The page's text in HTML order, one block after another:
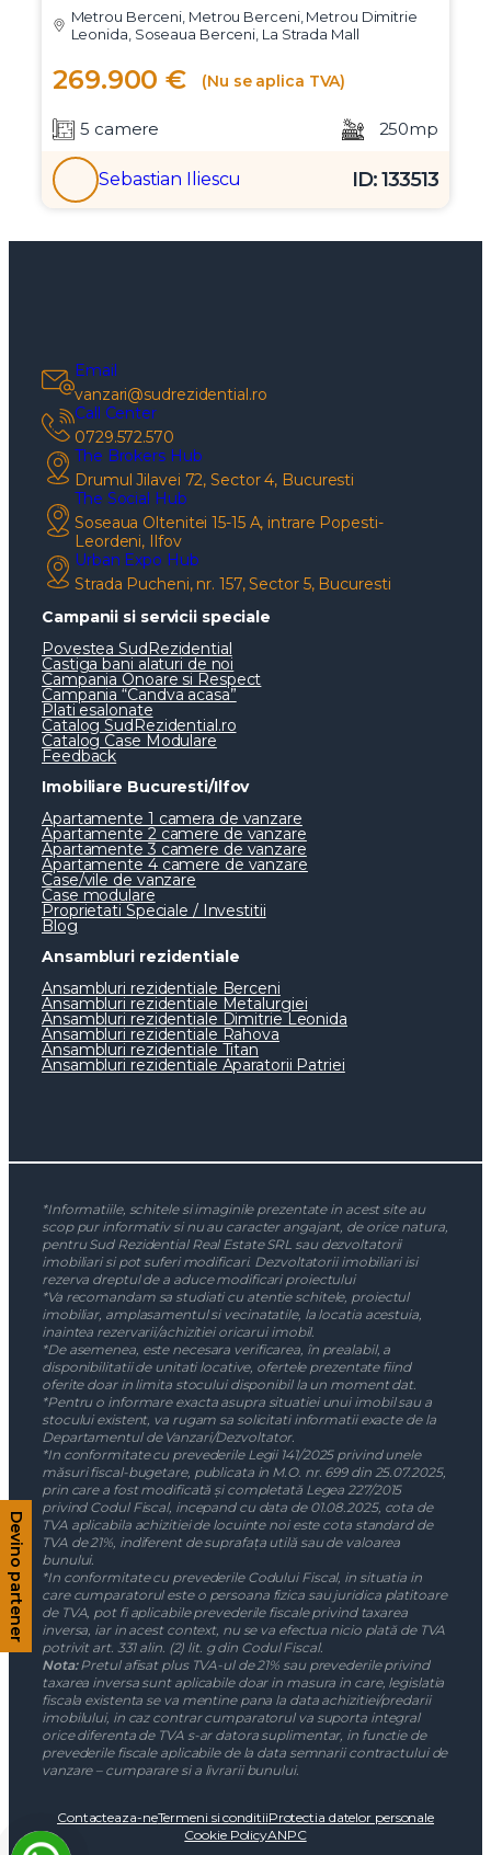
Metrou Berceni, Metrou Berceni, Metrou Dimitrie
Leonida, Soseaua Berceni, La Strada Mall
269.900 € (Nu se aplica TVA)
5 camere 250mp
Sebastian Iliescu ID: 133513
Email
vanzari@sudrezidential.ro
Call Center
0729.572.570
The Brokers Hub
Drumul Jilavei 72, Sector 4, Bucuresti
The Social Hub
Soseaua Oltenitei 15-15 A, intrare Popesti-
Leordeni, Ilfov
Urban Expo Hub
Strada Pucheni, nr. 157, Sector 5, Bucuresti
Campanii si servicii speciale
Povestea SudRezidential
Castiga bani alaturi de noi
Campania Onoare si Respect
Campania “Candva acasa”
Plati esalonate
Catalog SudRezidential.ro
Catalog Case Modulare
Feedback
Imobiliare Bucuresti/Ilfov
Apartamente 1 camera de vanzare
Apartamente 2 camere de vanzare
Apartamente 3 camere de vanzare
Apartamente 4 camere de vanzare
Case/vile de vanzare
Case modulare
Proprietati Speciale / Investitii
Blog
Ansambluri rezidentiale
Ansambluri rezidentiale Berceni
Ansambluri rezidentiale Metalurgiei
Ansambluri rezidentiale Dimitrie Leonida
Ansambluri rezidentiale Rahova
Ansambluri rezidentiale Titan
Ansambluri rezidentiale Aparatorii Patriei
*Informatiile, schitele si imaginile prezentate in acest site au
scop pur informativ si nu au caracter angajant, de orice natura,
pentru Sud Rezidential Real Estate SRL sau dezvoltatorii
imobiliari si pot suferi modificari. Dezvoltatorii imobiliari isi
rezerva dreptul de a aduce modificari proiectului
*Va recomandam sa studiati cu atentie schitele, proiectul
imobiliar, amplasamentul si vecinatatile, la locatia acestuia,
inaintea rezervarii/achizitiei oricarui imobil.
*De asemenea, este necesara verificarea, în prealabil, a
disponibilitatii de unitati locative, ofertele prezentate fiind
oferite doar in limita stocului disponibil la un moment dat.
*Pentru o informare exacta asupra situatiei unui imobil sau a
stocului existent, va rugam sa solicitati informatii exacte de la
Departamentul de Vanzari/Dezvoltator.
*In conformitate cu prevederile Legii 141/2025 privind unele
măsuri fiscal-bugetare, publicata in M.O. nr. 699 din 25.07.2025,
prin care a fost modificată și completată Legea 227/2015
privind Codul Fiscal, incepand cu data de 01.08.2025, cota de
TVA aplicabila achizitiei de locuinte noi este cota standard de
TVA de 21%, indiferent de suprafața utilă sau de valoarea
bunului.
*In conformitate cu prevederile Codului Fiscal, in situatia in
care cumparatorul este o persoana fizica sau juridica platitoare
de TVA, pot fi aplicabile prevederile fiscale privind taxarea
inversa, iar in acest context, nu se va efectua nicio plată de TVA
potrivit art. 331 alin. (2) lit. g din Codul Fiscal.
Nota:Pretul afisat plus TVA-ul de 21% sau prevederile privind
taxarea inversa sunt aplicabile doar in masura in care, legislatia
fiscala existenta se va mentine pana la data achizitiei/predarii
imobilului, in caz contrar cumparatorul va suporta integral
orice diferenta de TVA s-ar datora suplimentar, in functie de
prevederile fiscale aplicabile de la data semnarii contractului de
vanzare – cumparare si a livrarii bunului.
Contacteaza-neTermeni si conditiiProtectia datelor personale
Cookie PolicyANPC
Devino partener